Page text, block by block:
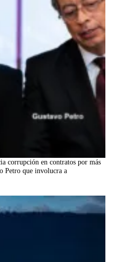
corrupción en contratos por más
Petro que involucra a